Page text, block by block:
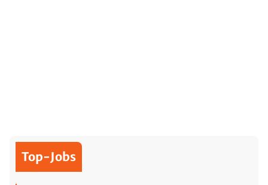
Top-Jobs